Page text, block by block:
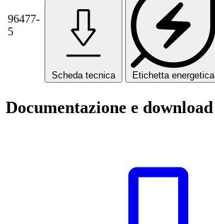
96477-
5
Scheda tecnica Etichetta energetica
Documentazione e download